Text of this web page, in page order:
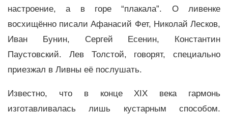
настроение, а в горе “плакала”. О ливенке
восхищённо писали Афанасий Фет, Николай Лесков,
Иван Бунин, Сергей Есенин, Константин
Паустовский. Лев Толстой, говорят, специально
приезжал в Ливны её послушать.
Известно, что в конце XIX века гармонь
изготавливалась лишь кустарным способом.